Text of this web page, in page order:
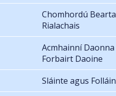
Chomhordú
Rialachais
Acmhainní
Forbairt Daoine
Sláinte agus